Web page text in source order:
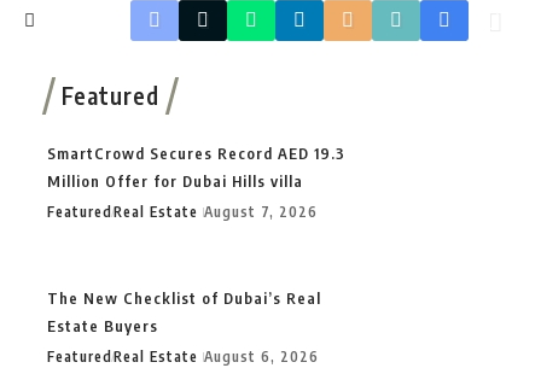
Featured
SmartCrowd Secures Record AED 19.3
Million Offer for Dubai Hills villa
FeaturedReal Estate August 7, 2026
The New Checklist of Dubai’s Real
Estate Buyers
FeaturedReal Estate August 6, 2026